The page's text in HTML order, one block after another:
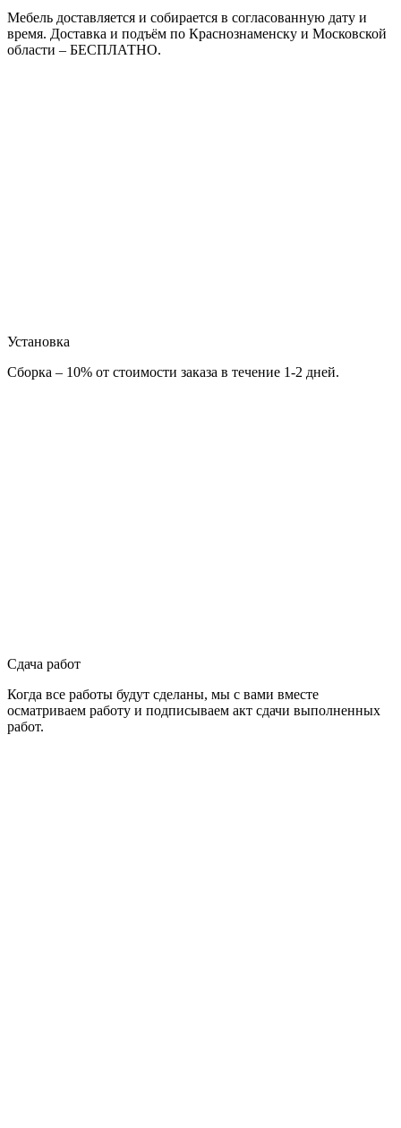
Мебель доставляется и собирается в согласованную дату и
время. Доставка и подъём по Краснознаменску и Московской
области – БЕСПЛАТНО.
Установка
Сборка – 10% от стоимости заказа в течение 1-2 дней.
Сдача работ
Когда все работы будут сделаны, мы с вами вместе
осматриваем работу и подписываем акт сдачи выполненных
работ.